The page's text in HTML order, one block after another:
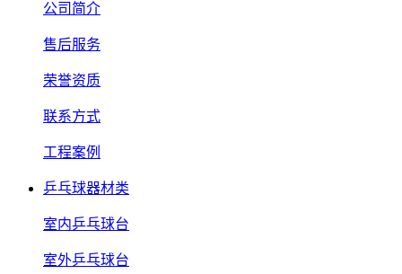
公司简介
售后服务
荣誉资质
联系方式
工程案例
乒乓球器材类
室内乒乓球台
室外乒乓球台